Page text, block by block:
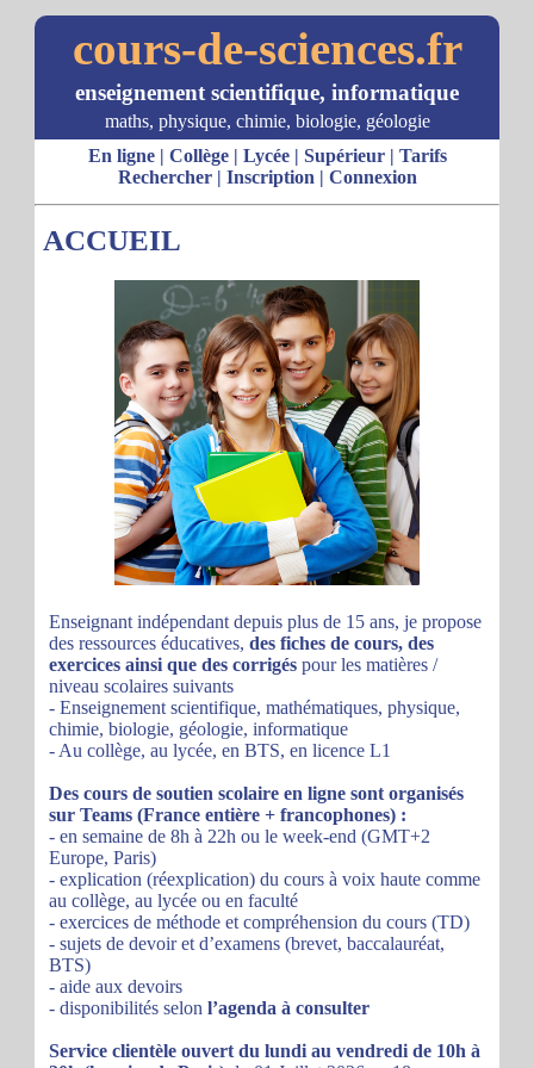
cours-de-sciences.fr
enseignement scientifique, informatique
maths, physique, chimie, biologie, géologie
En ligne| Collège| Lycée| Supérieur| Tarifs
Rechercher| Inscription | Connexion
ACCUEIL
Enseignant indépendant depuis plus de 15 ans, je propose
des ressources éducatives, des fiches de cours, des
exercices ainsi que des corrigés pour les matières /
niveau scolaires suivants
- Enseignement scientifique, mathématiques, physique,
chimie, biologie, géologie, informatique
- Au collège, au lycée, en BTS, en licence L1
Des cours de soutien scolaire en ligne sont organisés
sur Teams (France entière + francophones) :
- en semaine de 8h à 22h ou le week-end (GMT+2
Europe, Paris)
- explication (réexplication) du cours à voix haute comme
au collège, au lycée ou en faculté
- exercices de méthode et compréhension du cours (TD)
- sujets de devoir et d’examens (brevet, baccalauréat,
BTS)
- aide aux devoirs
- disponibilités selon l’agenda à consulter
Service clientèle ouvert du lundi au vendredi de 10h à